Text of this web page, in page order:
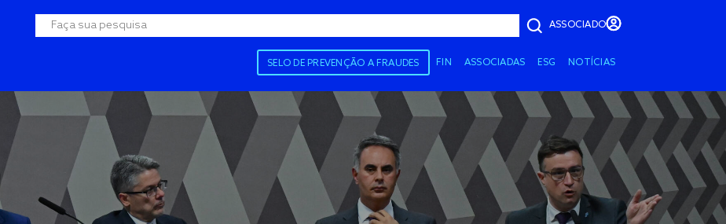
ASSOCIADO
SELO DE PREVENÇÃO A FRAUDES FIN ASSOCIADAS ESG NOTÍCIAS